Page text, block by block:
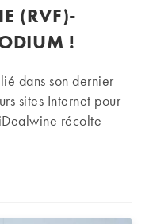
(RVF)-
!
dans son dernier
sites Internet pour
récolte
une
vente de vins de Bourgogne